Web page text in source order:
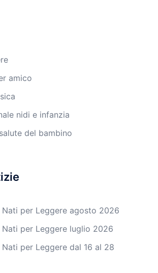
amico
nidi e infanzia
del bambino
per Leggere agosto 2026
per Leggere luglio 2026
per Leggere dal 16 al 28